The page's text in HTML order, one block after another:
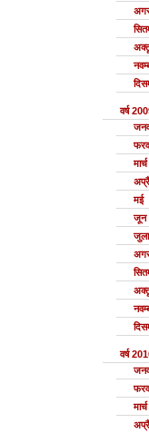
वर्ष
मार्च
मई
जून
वर्ष
मार्च